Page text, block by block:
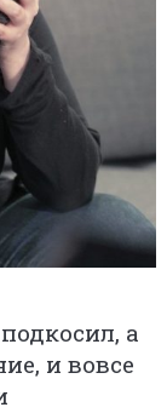
а
и вовсе